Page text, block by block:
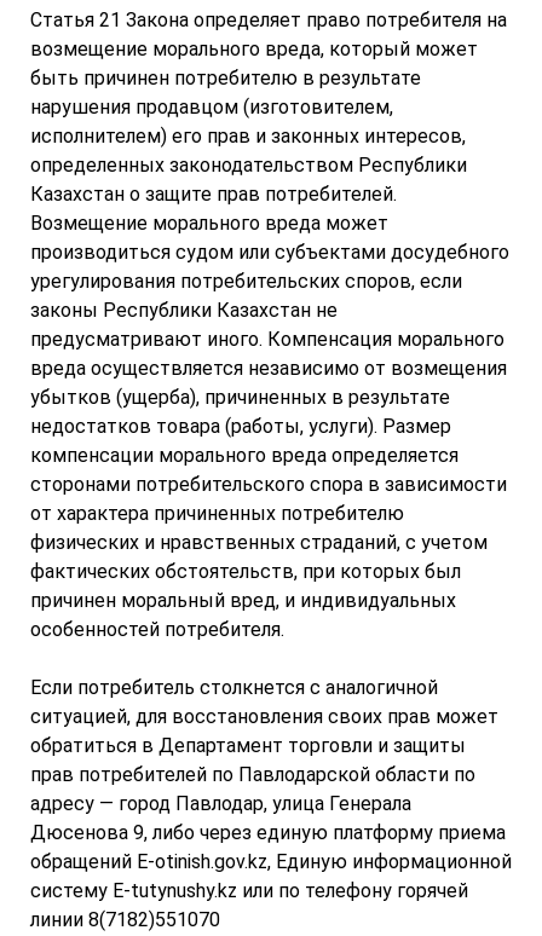
Статья 21 Закона определяет право потребителя на
возмещение морального вреда, который может
быть причинен потребителю в результате
нарушения продавцом (изготовителем,
исполнителем) его прав и законных интересов,
определенных законодательством Республики
Казахстан о защите прав потребителей.
Возмещение морального вреда может
производиться судом или субъектами досудебного
урегулирования потребительских споров, если
законы Республики Казахстан не
предусматривают иного. Компенсация морального
вреда осуществляется независимо от возмещения
убытков (ущерба), причиненных в результате
недостатков товара (работы, услуги). Размер
компенсации морального вреда определяется
сторонами потребительского спора в зависимости
от характера причиненных потребителю
физических и нравственных страданий, с учетом
фактических обстоятельств, при которых был
причинен моральный вред, и индивидуальных
особенностей потребителя.
Если потребитель столкнется с аналогичной
ситуацией, для восстановления своих прав может
обратиться в Департамент торговли и защиты
прав потребителей по Павлодарской области по
адресу — город Павлодар, улица Генерала
Дюсенова 9, либо через единую платформу приема
обращений E-otinish.gov.kz, Единую информационной
систему E-tutynushy.kz или по телефону горячей
линии 8(7182)551070